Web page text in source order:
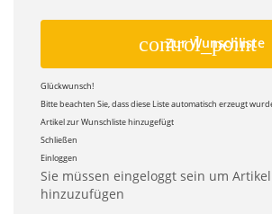
control_point
Zur Wunschliste
Glückwunsch!
Bitte beachten Sie, dass diese Liste automatisch erzeugt
Artikel zur Wunschliste hinzugefügt
Schließen
Einloggen
Sie müssen eingeloggt sein um
hinzuzufügen